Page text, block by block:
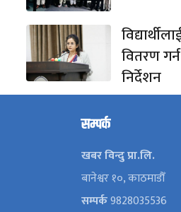
वितरण
निर्देशन
सम्पर्क
खबर विन्दु प्रा.लि.
बानेश्वर १०, काठमाडौँ
सम्पर्क9828035536